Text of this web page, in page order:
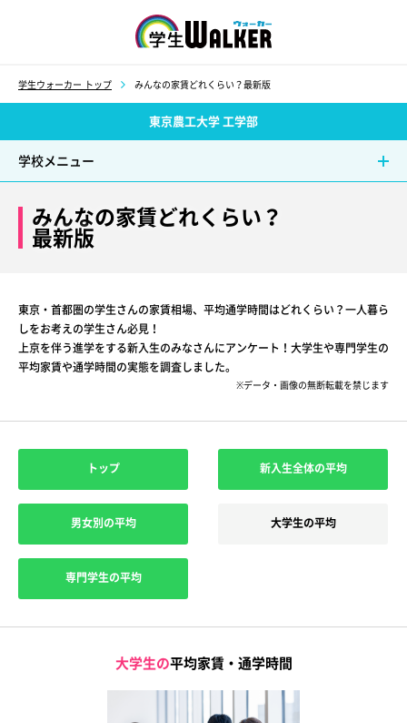
学生ウォーカー トップ みんなの家賃どれくらい？最新版
東京農工大学 工学部
学校メニュー
みんなの家賃どれくらい？
最新版
東京・首都圏の学生さんの家賃相場、平均通学時間はどれくらい？一人暮ら
しをお考えの学生さん必見！
上京を伴う進学をする新入生のみなさんにアンケート！大学生や専門学生の
平均家賃や通学時間の実態を調査しました。
※データ・画像の無断転載を禁じます
トップ 新入生全体の平均
男女別の平均 大学生の平均
専門学生の平均
大学生の平均家賃・通学時間